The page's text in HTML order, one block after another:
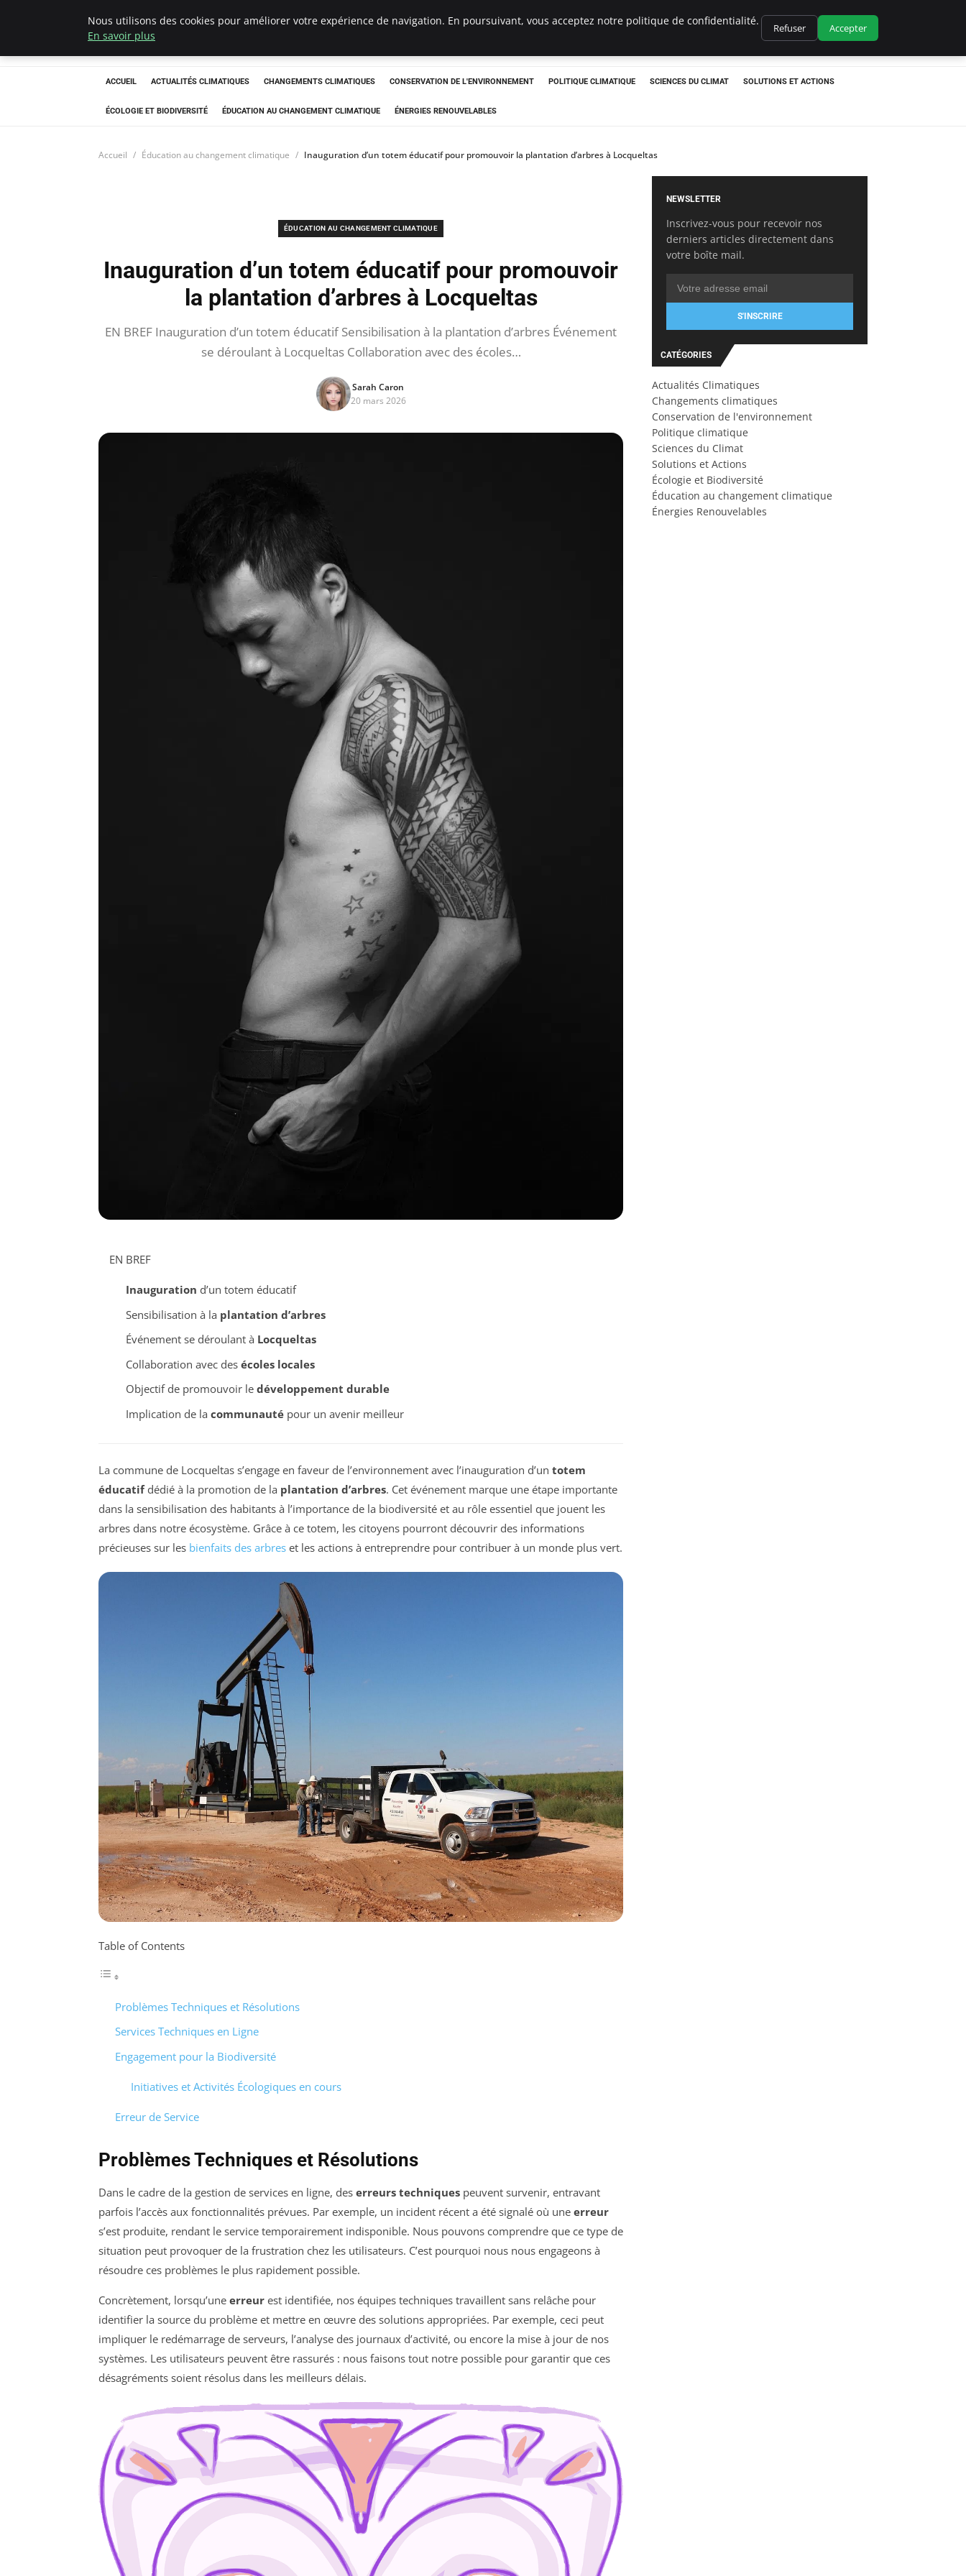
Climatedebtagents
ACCUEIL ACTUALITÉS CLIMATIQUES CHANGEMENTS CLIMATIQUES CONSERVATION DE L'ENVIRONNEMENT POLITIQUE CLIMATIQUE SCIENCES DU CLIMAT SOLUTIONS ET ACTIONS
ÉCOLOGIE ET BIODIVERSITÉ ÉDUCATION AU CHANGEMENT CLIMATIQUE ÉNERGIES RENOUVELABLES
Accueil Éducation au changement climatique Inauguration d’un totem éducatif pour promouvoir la plantation d’arbres à Locqueltas
ÉDUCATION AU CHANGEMENT CLIMATIQUE
Inauguration d’un totem éducatif pour promouvoir
la plantation d’arbres à Locqueltas
EN BREF Inauguration d’un totem éducatif Sensibilisation à la plantation d’arbres Événement
se déroulant à Locqueltas Collaboration avec des écoles…
Sarah Caron
20 mars 2026
EN BREF
Inauguration d’un totem éducatif
Sensibilisation à la plantation d’arbres
Événement se déroulant à Locqueltas
Collaboration avec des écoles locales
Objectif de promouvoir le développement durable
Implication de la communautépour un avenir meilleur
La commune de Locqueltas s’engage en faveur de l’environnement avec l’inauguration d’un totem
éducatifdédié à la promotion de la plantation d’arbres. Cet événement marque une étape importante
dans la sensibilisation des habitants à l’importance de la biodiversité et au rôle essentiel que jouent les
arbres dans notre écosystème. Grâce à ce totem, les citoyens pourront découvrir des informations
précieuses sur les bienfaits des arbres et les actions à entreprendre pour contribuer à un monde plus vert.
Table of Contents
Problèmes Techniques et Résolutions
Services Techniques en Ligne
Engagement pour la Biodiversité
Initiatives et Activités Écologiques en cours
Erreur de Service
Problèmes Techniques et Résolutions
Dans le cadre de la gestion de services en ligne, des erreurs techniques peuvent survenir, entravant
parfois l’accès aux fonctionnalités prévues. Par exemple, un incident récent a été signalé où une erreur
s’est produite, rendant le service temporairement indisponible. Nous pouvons comprendre que ce type de
situation peut provoquer de la frustration chez les utilisateurs. C’est pourquoi nous nous engageons à
résoudre ces problèmes le plus rapidement possible.
Concrètement, lorsqu’une erreur est identifiée, nos équipes techniques travaillent sans relâche pour
identifier la source du problème et mettre en œuvre des solutions appropriées. Par exemple, ceci peut
impliquer le redémarrage de serveurs, l’analyse des journaux d’activité, ou encore la mise à jour de nos
systèmes. Les utilisateurs peuvent être rassurés : nous faisons tout notre possible pour garantir que ces
désagréments soient résolus dans les meilleurs délais.
NEWSLETTER
Inscrivez-vous pour recevoir nos
derniers articles directement dans
votre boîte mail.
S'INSCRIRE
CATÉGORIES
Actualités Climatiques
Changements climatiques
Conservation de l'environnement
Politique climatique
Sciences du Climat
Solutions et Actions
Écologie et Biodiversité
Éducation au changement climatique
Énergies Renouvelables
Nous utilisons des cookies pour améliorer votre expérience de navigation. En poursuivant, vous acceptez notre politique de confidentialité.
En savoir plus
Refuser Accepter